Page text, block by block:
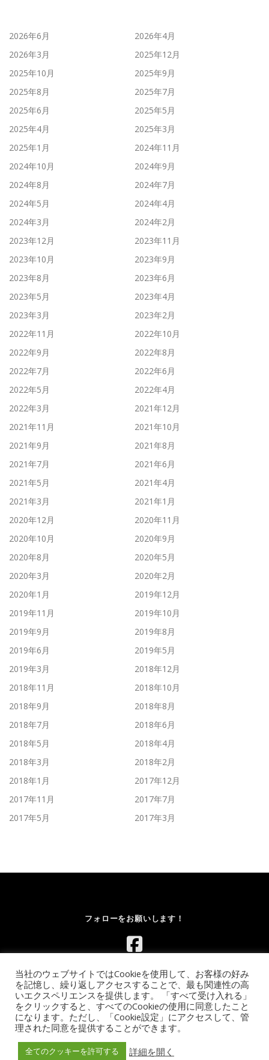
2026年6月
2026年4月
2026年3月
2025年12月
2025年10月
2025年9月
2025年8月
2025年7月
2025年6月
2025年5月
2025年4月
2025年3月
2025年1月
2024年11月
2024年10月
2024年9月
2024年8月
2024年7月
2024年5月
2024年4月
2024年3月
2024年2月
2023年12月
2023年11月
2023年10月
2023年9月
2023年8月
2023年6月
2023年5月
2023年4月
2023年3月
2023年2月
2022年11月
2022年10月
2022年9月
2022年8月
2022年7月
2022年6月
2022年5月
2022年4月
2022年3月
2021年12月
2021年11月
2021年10月
2021年9月
2021年8月
2021年7月
2021年6月
2021年5月
2021年4月
2021年3月
2021年1月
2020年12月
2020年11月
2020年10月
2020年9月
2020年8月
2020年5月
2020年3月
2020年2月
2020年1月
2019年12月
2019年11月
2019年10月
2019年9月
2019年8月
2019年6月
2019年5月
2019年3月
2018年12月
2018年11月
2018年10月
2018年9月
2018年8月
2018年7月
2018年6月
2018年5月
2018年4月
2018年3月
2018年2月
2018年1月
2017年12月
2017年11月
2017年7月
2017年5月
2017年3月
フォローをお願いします！
Copyright © 2026 レンタルボルダリングウォール.com｜イベント
by FameThemes
当社のウェブサイトではCookieを使用して、お客様の好み
を記憶し、繰り返しアクセスすることで、最も関連性の高
いエクスペリエンスを提供します。 「すべて受け入れる」
をクリックすると、すべてのCookieの使用に同意したこと
になります。ただし、「Cookie設定」にアクセスして、管
理された同意を提供することができます。
全てのクッキーを許可する 詳細を開く